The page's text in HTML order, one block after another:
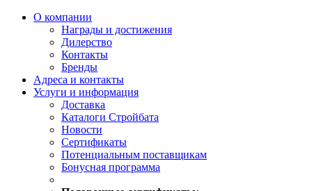
О компании
Награды и достижения
Дилерство
Контакты
Бренды
Адреса и контакты
Услуги и информация
Доставка
Каталоги Стройбата
Новости
Сертификаты
Потенциальным поставщикам
Бонусная программа